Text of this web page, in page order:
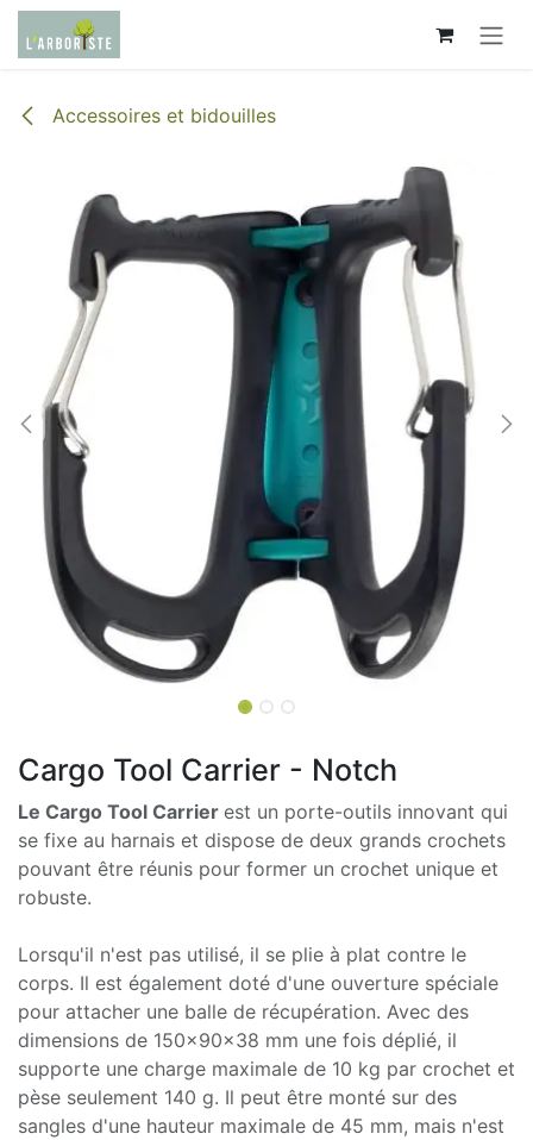
Se rendre au contenu
Accessoires et bidouilles
Cargo Tool Carrier - Notch
Le Cargo Tool Carrier est un porte-outils innovant qui
se fixe au harnais et dispose de deux grands crochets
pouvant être réunis pour former un crochet unique et
robuste.
Lorsqu'il n'est pas utilisé, il se plie à plat contre le
corps. Il est également doté d'une ouverture spéciale
pour attacher une balle de récupération. Avec des
dimensions de 150x90x38 mm une fois déplié, il
supporte une charge maximale de 10 kg par crochet et
pèse seulement 140 g. Il peut être monté sur des
sangles d'une hauteur maximale de 45 mm, mais n'est